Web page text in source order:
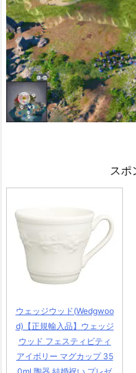
スポ
ウェッジウッド(Wedgwoo
d)【正規輸入品】ウェッジ
ウッド フェスティビティ
アイボリー マグカップ 35